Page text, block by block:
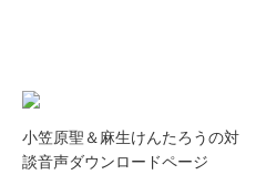
小笠原聖＆麻生けんたろうの対
談音声ダウンロードページ